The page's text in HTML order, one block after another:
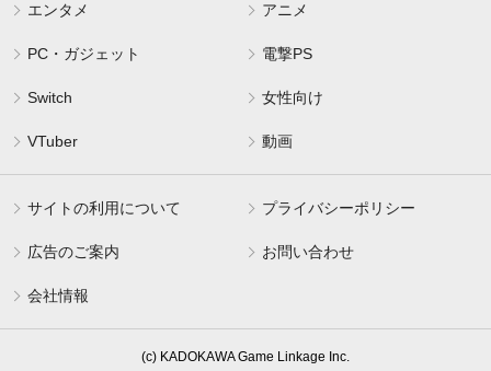
エンタメ アニメ
PC・ガジェット 電撃PS
Switch 女性向け
VTuber 動画
サイトの利用について プライバシーポリシー
広告のご案内 お問い合わせ
会社情報
(c) KADOKAWA Game Linkage Inc.